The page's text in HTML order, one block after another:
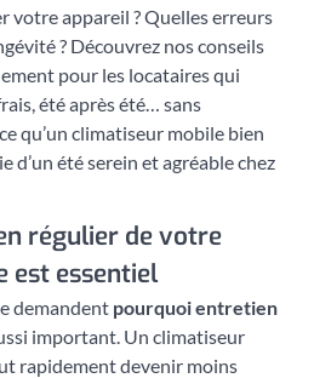
votre appareil ? Quelles erreurs
? Découvrez nos conseils
pour les locataires qui
été après été… sans
qu’un climatiseur mobile bien
d’un été serein et agréable chez
régulier de votre
est essentiel
demandent pourquoi entretien
important. Un climatiseur
rapidement devenir moins